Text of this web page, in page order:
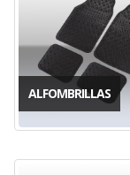
ALFOMBRILLAS